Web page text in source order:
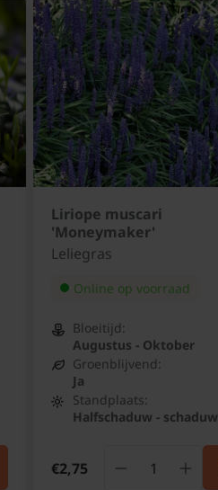
Liriope muscari
'Moneymaker'
Leliegras
Online op voorraad
Bloeitijd:
Augustus - Oktober
Groenblijvend:
Ja
Standplaats:
Halfschaduw - schaduw
€2,75